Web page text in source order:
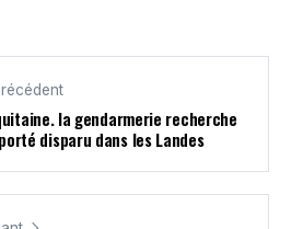
la gendarmerie recherche
disparu dans les Landes